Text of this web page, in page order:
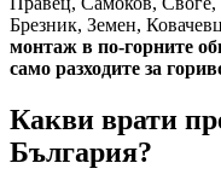
Брезник, Земен,
монтаж в по-горните
само разходите за
Какви врати
България?